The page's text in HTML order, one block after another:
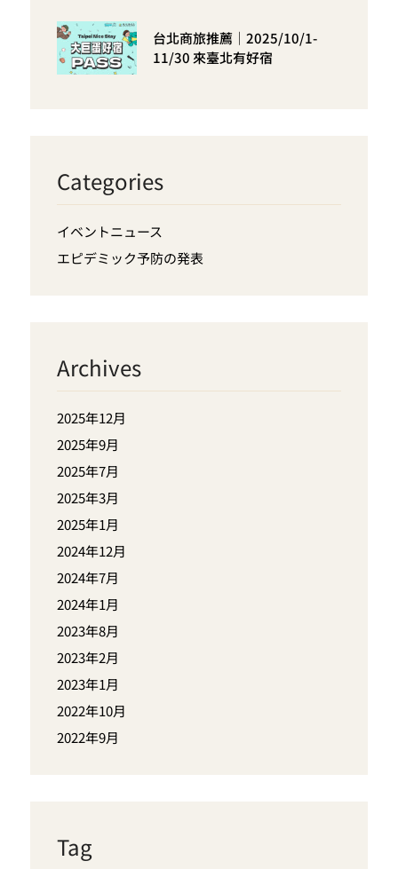
台北商旅推薦｜2025/10/1-
11/30 來臺北有好宿
Categories
イベントニュース
エピデミック予防の発表
Archives
2025年12月
2025年9月
2025年7月
2025年3月
2025年1月
2024年12月
2024年7月
2024年1月
2023年8月
2023年2月
2023年1月
2022年10月
2022年9月
Tag